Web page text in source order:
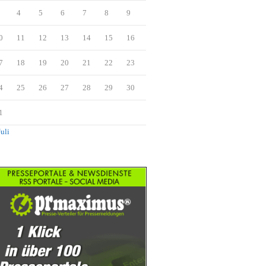
4 5 6 7 8 9
11 12 13 14 15 16
18 19 20 21 22 23
25 26 27 28 29 30